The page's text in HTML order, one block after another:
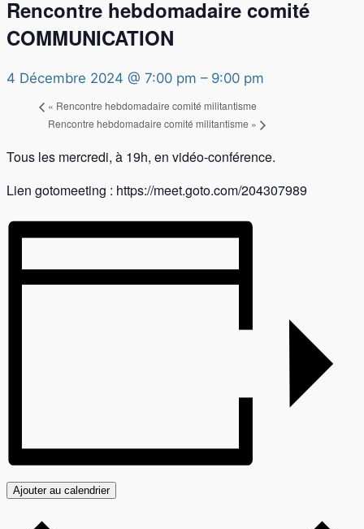
Rencontre hebdomadaire comité
COMMUNICATION
4 Décembre 2024 @ 7:00 pm – 9:00 pm
« Rencontre hebdomadaire comité militantisme
Rencontre hebdomadaire comité militantisme »
Tous les mercredi, à 19h, en vidéo-conférence.
Lien gotomeeting : https://meet.goto.com/204307989
Ajouter au calendrier